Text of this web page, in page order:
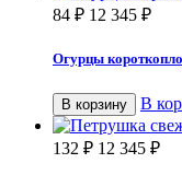
84 ₽ 12 345 ₽
Огурцы
В корзину В
132 ₽ 12 345 ₽